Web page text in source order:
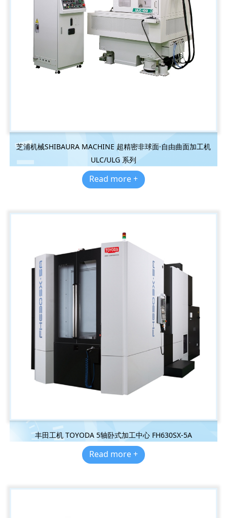
芝浦机械SHIBAURA MACHINE 超精密非球面·自由曲面加工机
ULC/ULG 系列
Read more +
丰田工机 TOYODA 5轴卧式加工中心 FH630SX-5A
Read more +